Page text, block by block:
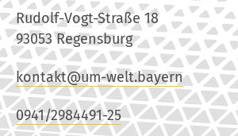
Rudolf-Vogt-Straße 18
93053 Regensburg
kontakt@um-welt.bayern
0941/2984491-25